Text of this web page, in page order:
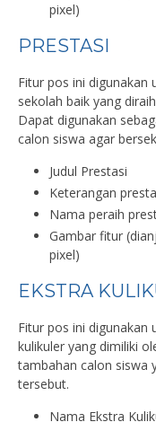
pixel)
PRESTASI
Fitur pos ini digunakan
sekolah baik yang
Dapat digunakan
calon siswa agar
Judul Prestasi
Keterangan
Nama peraih
Gambar fitur
pixel)
EKSTRA
Fitur pos ini digunakan
kulikuler yang dimiliki
tambahan calon siswa
tersebut.
Nama Ekstra